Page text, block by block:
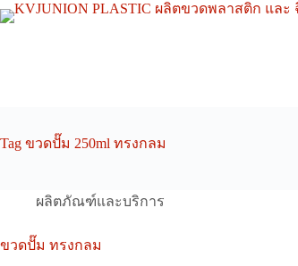
Skip
to
Tag ขวดปั๊ม 250ml ทรงกลม
ผลิตภัณฑ์และบริการ
ขวดปั๊ม ทรงกลม